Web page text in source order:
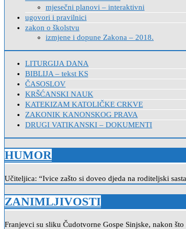
mjesečni planovi – interaktivni
ugovori i pravilnici
zakon o školstvu
izmjene i dopune Zakona – 2018.
LITURGIJA DANA
BIBLIJA – tekst KS
ČASOSLOV
KRŠĆANSKI NAUK
KATEKIZAM KATOLIČKE CRKVE
ZAKONIK KANONSKOG PRAVA
DRUGI VATIKANSKI – DOKUMENTI
HUMOR
Učiteljica: “Ivice zašto si doveo djeda na roditeljski
ZANIMLJIVOSTI
Franjevci su sliku Čudotvorne Gospe Sinjske, nakon